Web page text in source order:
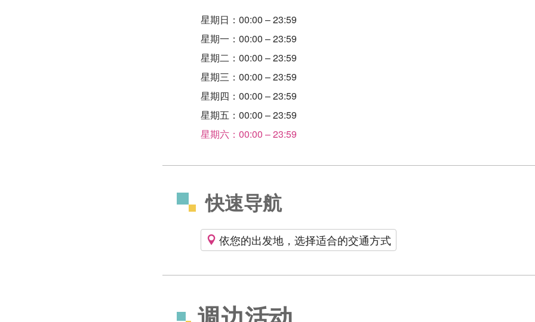
星期日：00:00 – 23:59
星期一：00:00 – 23:59
星期二：00:00 – 23:59
星期三：00:00 – 23:59
星期四：00:00 – 23:59
星期五：00:00 – 23:59
星期六：00:00 – 23:59
快速导航
依您的出发地，选择适合的交通方式